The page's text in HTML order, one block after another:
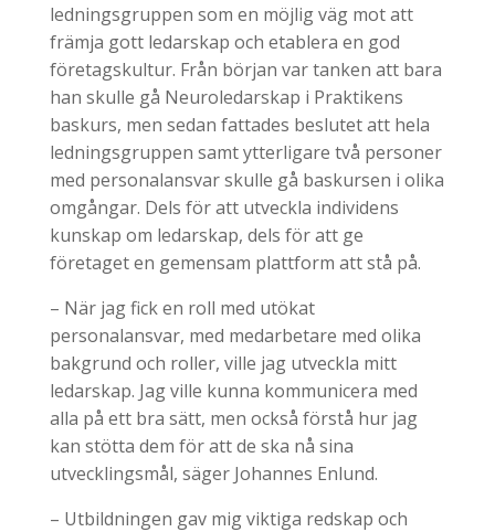
ledningsgruppen som en möjlig väg mot att
främja gott ledarskap och etablera en god
företagskultur. Från början var tanken att bara
han skulle gå Neuroledarskap i Praktikens
baskurs, men sedan fattades beslutet att hela
ledningsgruppen samt ytterligare två personer
med personalansvar skulle gå baskursen i olika
omgångar. Dels för att utveckla individens
kunskap om ledarskap, dels för att ge
företaget en gemensam plattform att stå på.
– När jag fick en roll med utökat
personalansvar, med medarbetare med olika
bakgrund och roller, ville jag utveckla mitt
ledarskap. Jag ville kunna kommunicera med
alla på ett bra sätt, men också förstå hur jag
kan stötta dem för att de ska nå sina
utvecklingsmål, säger Johannes Enlund.
– Utbildningen gav mig viktiga redskap och